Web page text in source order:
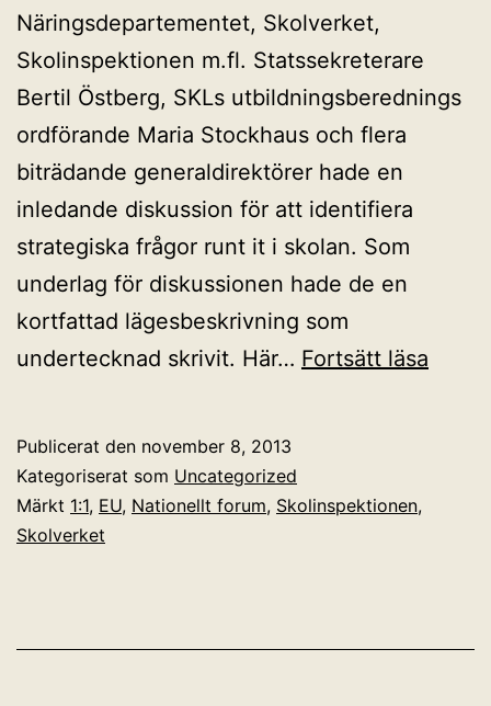
Näringsdepartementet, Skolverket,
Skolinspektionen m.fl. Statssekreterare
Bertil Östberg, SKLs utbildningsberednings
ordförande Maria Stockhaus och flera
biträdande generaldirektörer hade en
inledande diskussion för att identifiera
strategiska frågor runt it i skolan. Som
underlag för diskussionen hade de en
kortfattad lägesbeskrivning som
undertecknad skrivit. Här… Fortsätt läsa
Publicerat den november 8, 2013
Kategoriserat som Uncategorized
Märkt 1:1, EU, Nationellt forum, Skolinspektionen,
Skolverket